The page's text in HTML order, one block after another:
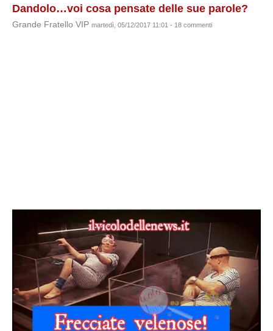
Dandolo…voi cosa pensate delle sue parole?
Grande Fratello VIP martedì, 05/12/2017 11:01 - 18 commenti